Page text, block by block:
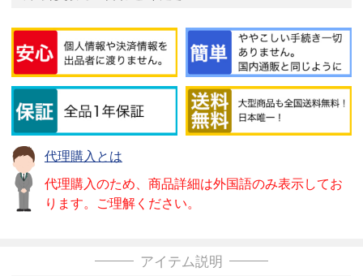
代理購入とは
代理購入のため、商品詳細は外国語のみ表示してお
ります。ご理解ください。
アイテム説明